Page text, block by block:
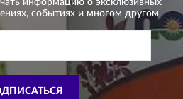
событиях и многом другом